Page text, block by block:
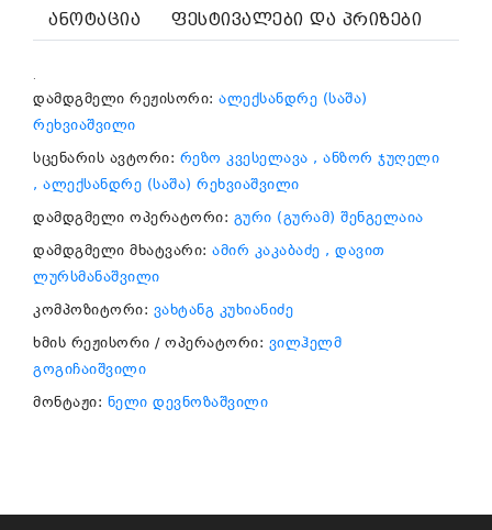
ანოტაცია
ფესტივალები და პრიზები
.
დამდგმელი რეჟისორი: ალექსანდრე (საშა)
რეხვიაშვილი
სცენარის ავტორი: რეზო კვესელავა , ანზორ ჯუღელი
, ალექსანდრე (საშა) რეხვიაშვილი
დამდგმელი ოპერატორი: გური (გურამ) შენგელაია
დამდგმელი მხატვარი: ამირ კაკაბაძე , დავით
ლურსმანაშვილი
კომპოზიტორი: ვახტანგ კუხიანიძე
ხმის რეჟისორი / ოპერატორი: ვილჰელმ
გოგიჩაიშვილი
მონტაჟი: ნელი დევნოზაშვილი